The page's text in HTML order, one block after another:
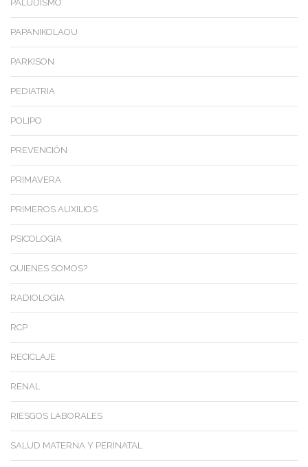
PALUDISMO
PAPANIKOLAOU
PARKISON
PEDIATRIA
POLIPO
PREVENCIÓN
PRIMAVERA
PRIMEROS AUXILIOS
PSICOLOGIA
QUIENES SOMOS?
RADIOLOGIA
RCP
RECICLAJE
RENAL
RIESGOS LABORALES
SALUD MATERNA Y PERINATAL